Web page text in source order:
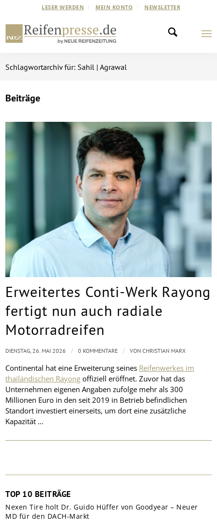
LESER WERDEN MEIN KONTO NEWSLETTER
Schlagwortarchiv für: Sahil | Agrawal
Beiträge
Erweitertes Conti-Werk Rayong
fertigt nun auch radiale
Motorradreifen
Continental hat eine Erweiterung seines Reifenwerkes im
thailändischen Rayong offiziell eröffnet. Zuvor hat das
Unternehmen eigenen Angaben zufolge mehr als 300
Millionen Euro in den seit 2019 in Betrieb befindlichen
Standort investiert einerseits, um dort eine zusätzliche
Kapazität …
DIENSTAG, 26. MAI 2026 / 0 KOMMENTARE / VONCHRISTIAN MARX
TOP 10 BEITRÄGE
Nexen Tire holt Dr. Guido Hüffer von Goodyear – Neuer
MD für den DACH-Markt